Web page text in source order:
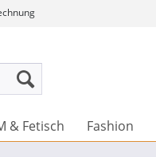
& Fetisch Fashion